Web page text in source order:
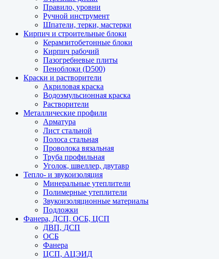
Правило, уровни
Ручной инструмент
Шпатели, терки, мастерки
Кирпич и строительные блоки
Керамзитобетонные блоки
Кирпич рабочий
Пазогребневые плиты
Пеноблоки (D500)
Краски и растворители
Акриловая краска
Водоэмульсионная краска
Растворители
Металлические профили
Арматура
Лист стальной
Полоса стальная
Проволока вязальная
Труба профильная
Уголок, швеллер, двутавр
Тепло- и звукоизоляция
Минеральные утеплители
Полимерные утеплители
Звукоизоляционные материалы
Подложки
Фанера, ДСП, ОСБ, ЦСП
ДВП, ДСП
ОСБ
Фанера
ЦСП, АЦЭИД